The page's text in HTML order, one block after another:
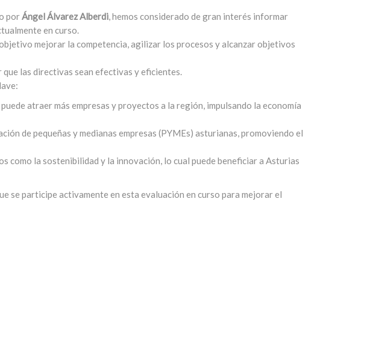
porÁngel Álvarez Alberdi, hemos considerado de gran interés informar
en curso.
mejorar la competencia, agilizar los procesos y alcanzar objetivos
las directivas sean efectivas y eficientes.
atraer más empresas y proyectos a la región, impulsando la economía
de pequeñas y medianas empresas (PYMEs) asturianas, promoviendo el
como la sostenibilidad y la innovación, lo cual puede beneficiar a Asturias
se participe activamente en esta evaluación en curso para mejorar el